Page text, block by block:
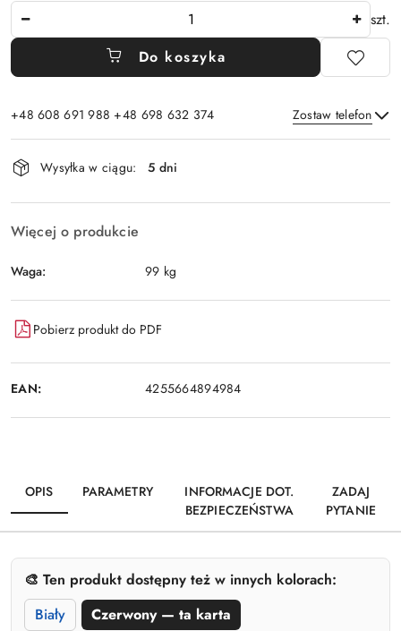
szt.
Do koszyka
+48 608 691 988 +48 698 632 374 Zostaw telefon
Dostępność
i
dostawa
Wysyłka w ciągu: 5 dni
Więcej o produkcie
Waga: 99 kg
Pobierz produkt do PDF
EAN: 4255664894984
OPIS PARAMETRY
INFORMACJE DOT.
BEZPIECZEŃSTWA
ZADAJ
PYTANIE
🎨 Ten produkt dostępny też w innych kolorach:
Biały
Czerwony — ta karta